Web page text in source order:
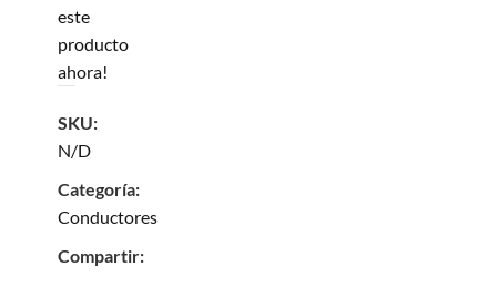
este
producto
ahora!
SKU:
N/D
Categoría:
Conductores
Compartir: